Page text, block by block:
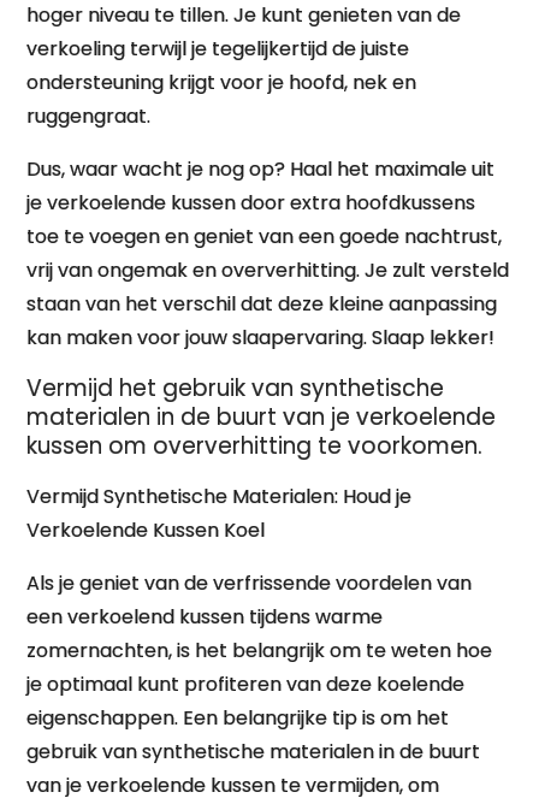
hoger niveau te tillen. Je kunt genieten van de
verkoeling terwijl je tegelijkertijd de juiste
ondersteuning krijgt voor je hoofd, nek en
ruggengraat.
Dus, waar wacht je nog op? Haal het maximale uit
je verkoelende kussen door extra hoofdkussens
toe te voegen en geniet van een goede nachtrust,
vrij van ongemak en oververhitting. Je zult versteld
staan ​​van het verschil dat deze kleine aanpassing
kan maken voor jouw slaapervaring. Slaap lekker!
Vermijd het gebruik van synthetische
materialen in de buurt van je verkoelende
kussen om oververhitting te voorkomen.
Vermijd Synthetische Materialen: Houd je
Verkoelende Kussen Koel
Als je geniet van de verfrissende voordelen van
een verkoelend kussen tijdens warme
zomernachten, is het belangrijk om te weten hoe
je optimaal kunt profiteren van deze koelende
eigenschappen. Een belangrijke tip is om het
gebruik van synthetische materialen in de buurt
van je verkoelende kussen te vermijden, om